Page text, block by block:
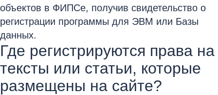
объектов в ФИПСе, получив свидетельство о
регистрации программы для ЭВМ или Базы
данных.
Где регистрируются права на
тексты или статьи, которые
размещены на сайте?